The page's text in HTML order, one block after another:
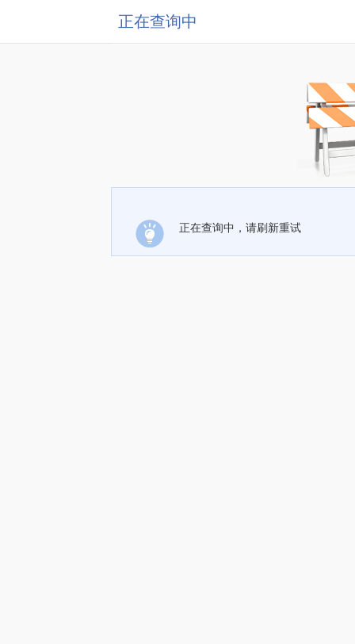
正在查询中
正在查询中，请刷新重试